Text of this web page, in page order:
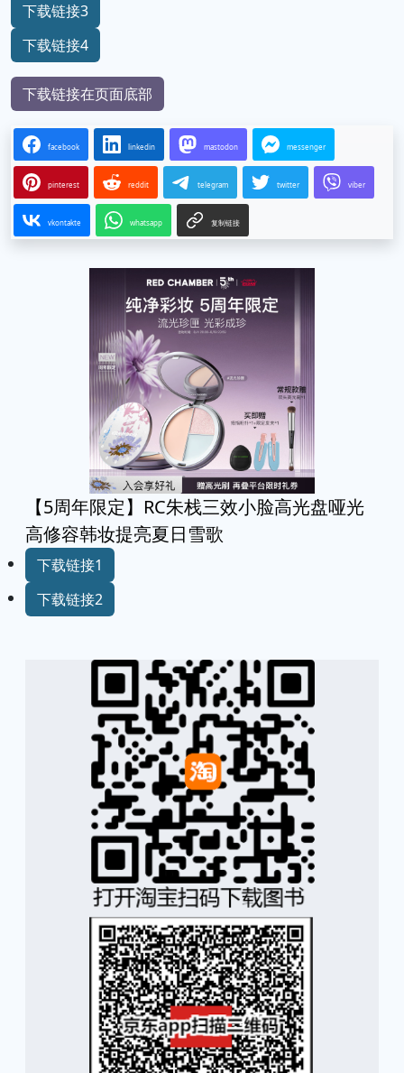
下载链接3
下载链接4
下载链接在页面底部
facebook linkedin mastodon messenger
pinterest reddit telegram twitter viber
vkontakte whatsapp 复制链接
【5周年限定】RC朱栈三效小脸高光盘哑光
高修容韩妆提亮夏日雪歌
下载链接1
下载链接2